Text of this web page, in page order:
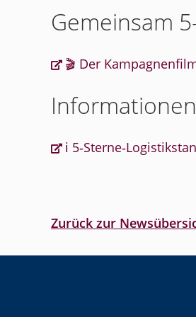
Gemeinsam
🎬 Der
ℹ️
Zurück zur